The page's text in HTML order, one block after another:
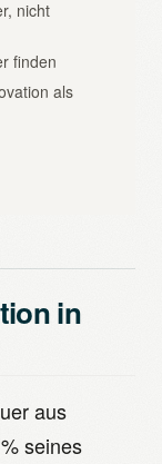
nicht
finden
als
in
aus
seines